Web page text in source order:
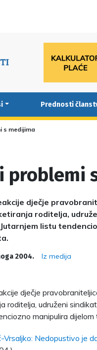
Prednosti
s medijima
problemi
dječje
roditelja,
listu
2004. Iz medija
dječje
roditelja, udruženi
manipulira
Vrsaljko: Nedopustivo je